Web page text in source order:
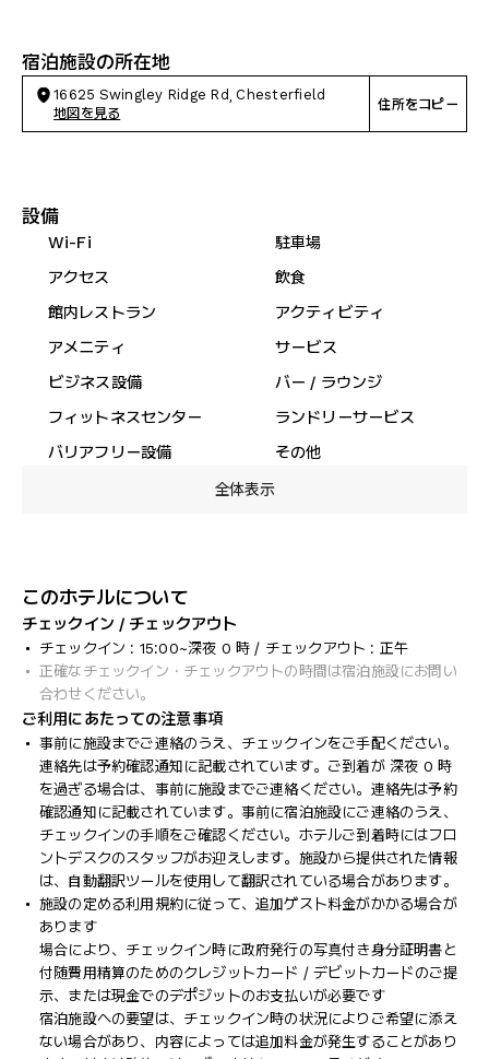
宿泊施設の所在地
16625 Swingley Ridge Rd, Chesterfield
地図を見る
住所をコピー
設備
Wi-Fi
駐車場
アクセス
飲食
館内レストラン
アクティビティ
アメニティ
サービス
ビジネス設備
バー / ラウンジ
フィットネスセンター
ランドリーサービス
バリアフリー設備
その他
全体表示
このホテルについて
チェックイン / チェックアウト
チェックイン : 15:00~深夜 0 時 / チェックアウト : 正午
正確なチェックイン・チェックアウトの時間は宿泊施設にお問い
合わせください。
ご利用にあたっての注意事項
事前に施設までご連絡のうえ、チェックインをご手配ください。
連絡先は予約確認通知に記載されています。ご到着が 深夜 0 時
を過ぎる場合は、事前に施設までご連絡ください。連絡先は予約
確認通知に記載されています。事前に宿泊施設にご連絡のうえ、
チェックインの手順をご確認ください。ホテルご到着時にはフロ
ントデスクのスタッフがお迎えします。施設から提供された情報
は、自動翻訳ツールを使用して翻訳されている場合があります。
施設の定める利用規約に従って、追加ゲスト料金がかかる場合が
あります
場合により、チェックイン時に政府発行の写真付き身分証明書と
付随費用精算のためのクレジットカード / デビットカードのご提
示、または現金でのデポジットのお支払いが必要です
宿泊施設への要望は、チェックイン時の状況によりご希望に添え
ない場合があり、内容によっては追加料金が発生することがあり